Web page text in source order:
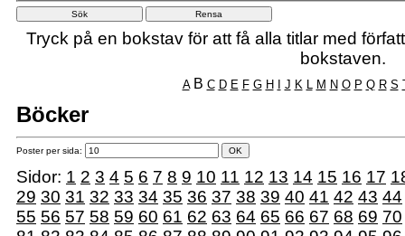
Tryck på en bokstav för att få alla titlar med
bokstaven.
A B C D E F G H I J K L M N O P Q R S
Böcker
Poster per sida:
Sidor: 1 2 3 4 5 6 7 8 9 10 11 12 13 14 15 16 17
29 30 31 32 33 34 35 36 37 38 39 40 41 42 43 44
55 56 57 58 59 60 61 62 63 64 65 66 67 68 69 70